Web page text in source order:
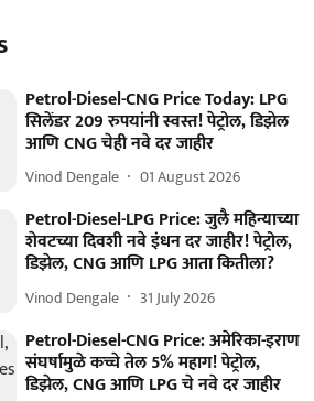
Petrol-Diesel-CNG Price Today: LPG
सिलेंडर 209 रुपयांनी स्वस्त! पेट्रोल, डिझेल
आणि CNG चेही नवे दर जाहीर
Vinod Dengale 01 August 2026
Petrol-Diesel-LPG Price: जुलै महिन्याच्या
शेवटच्या दिवशी नवे इंधन दर जाहीर! पेट्रोल,
डिझेल, CNG आणि LPG आता कितीला?
Vinod Dengale 31 July 2026
Petrol-Diesel-CNG Price: अमेरिका-इराण
संघर्षामुळे कच्चे तेल 5% महाग! पेट्रोल,
डिझेल, CNG आणि LPG चे नवे दर जाहीर